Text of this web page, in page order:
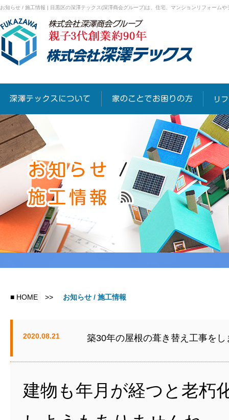
お知らせ / 施工情報 | 目黒区の深澤テックス(深澤商会グループ)は、住宅、マンションリフォーム
■ HOME >> お知らせ / 施工情報
2020.08.21 築30年の屋根の葺き替え工事をし
建物も年月が経つと老朽